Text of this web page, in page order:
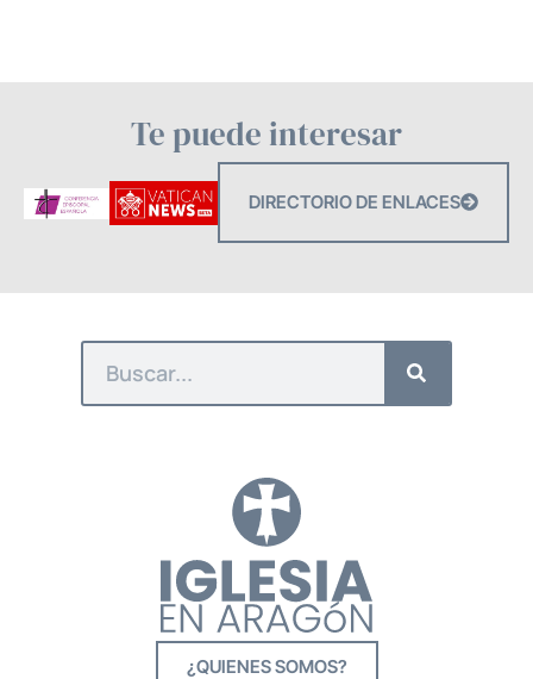
Te puede interesar
DIRECTORIO DE ENLACES
¿QUIENES SOMOS?